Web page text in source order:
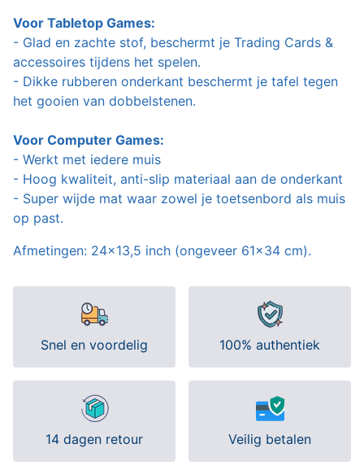
Voor Tabletop Games:
- Glad en zachte stof, beschermt je Trading Cards &
accessoires tijdens het spelen.
- Dikke rubberen onderkant beschermt je tafel tegen
het gooien van dobbelstenen.
Voor Computer Games:
- Werkt met iedere muis
- Hoog kwaliteit, anti-slip materiaal aan de onderkant
- Super wijde mat waar zowel je toetsenbord als muis
op past.
Afmetingen: 24x13,5 inch (ongeveer 61x34 cm).
Snel en voordelig 100% authentiek
14 dagen retour Veilig betalen